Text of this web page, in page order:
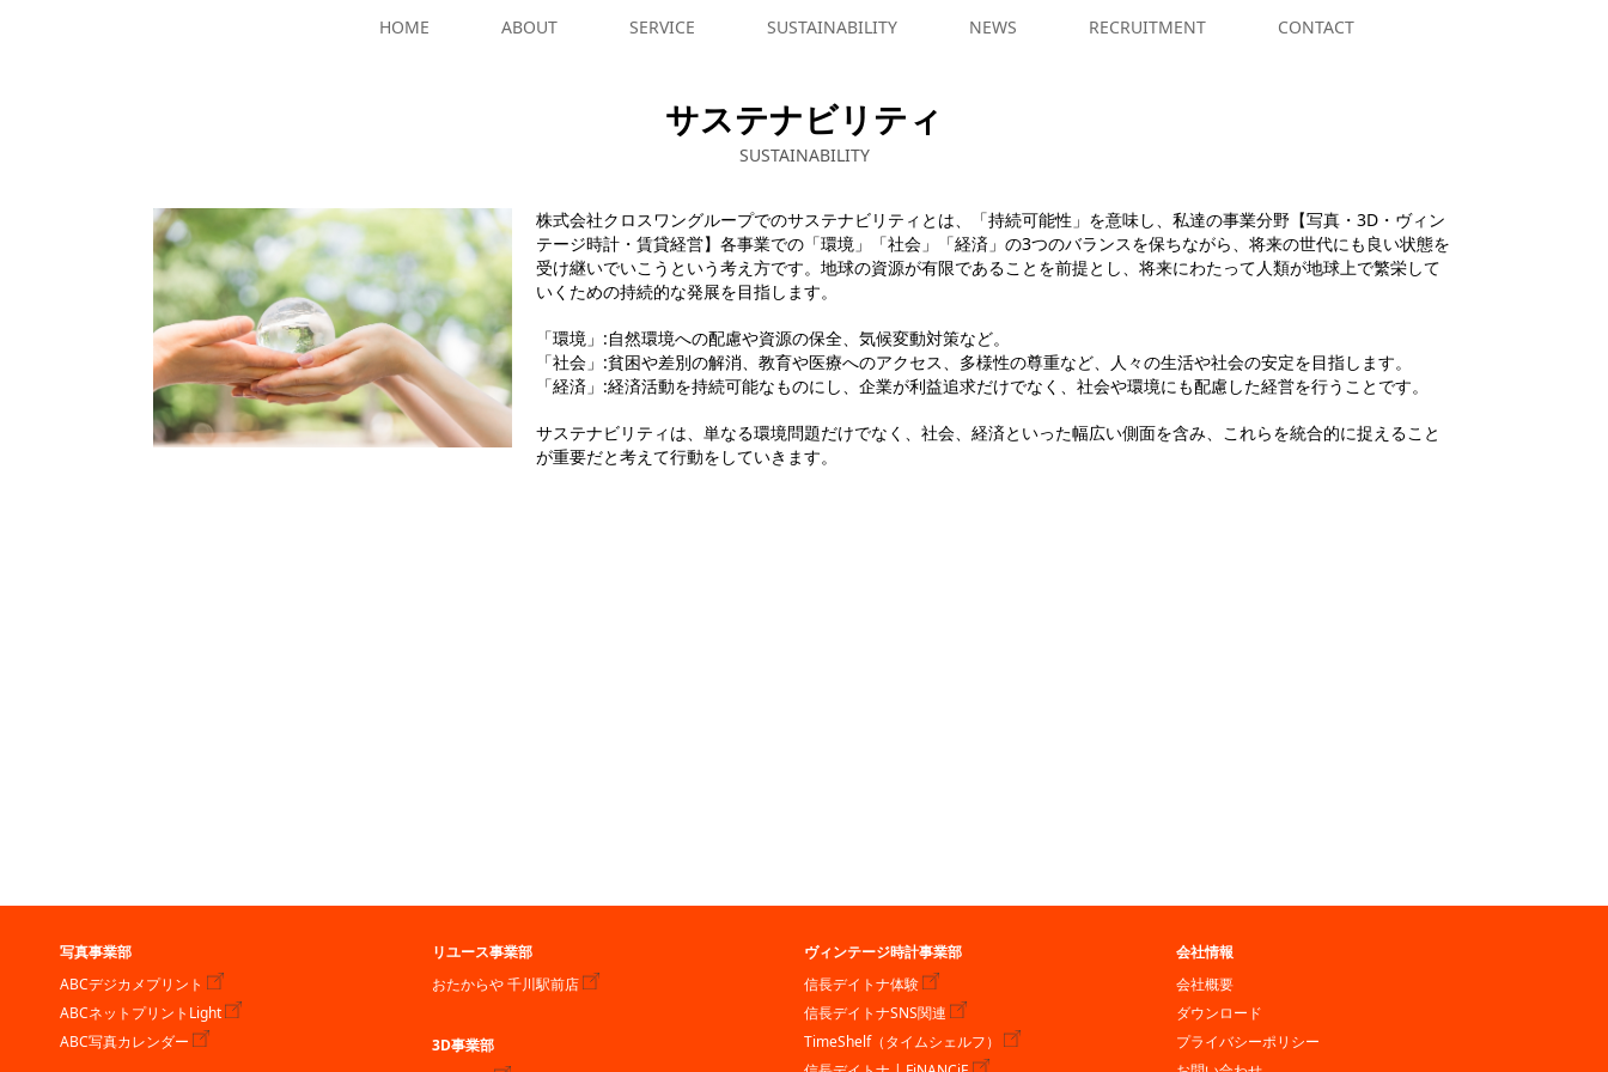
HOME ABOUT SERVICE SUSTAINABILITY NEWS RECRUITMENT CONTACT
サステナビリティ
SUSTAINABILITY
株式会社クロスワングループでのサステナビリティとは、「持続可能性」を意味し、私達の事業分野【写真・3D・ヴィン
テージ時計・賃貸経営】各事業での「環境」「社会」「経済」の3つのバランスを保ちながら、将来の世代にも良い状態を
受け継いでいこうという考え方です。地球の資源が有限であることを前提とし、将来にわたって人類が地球上で繁栄して
いくための持続的な発展を目指します。
「環境」:自然環境への配慮や資源の保全、気候変動対策など。
「社会」:貧困や差別の解消、教育や医療へのアクセス、多様性の尊重など、人々の生活や社会の安定を目指します。
「経済」:経済活動を持続可能なものにし、企業が利益追求だけでなく、社会や環境にも配慮した経営を行うことです。
サステナビリティは、単なる環境問題だけでなく、社会、経済といった幅広い側面を含み、これらを統合的に捉えること
が重要だと考えて行動をしていきます。
写真事業部
ABCデジカメプリント
ABCネットプリントLight
ABC写真カレンダー
リユース事業部
おたからや 千川駅前店
3D事業部
ヴィンテージ時計事業部
信長デイトナ体験
信長デイトナSNS関連
TimeShelf（タイムシェルフ）
会社情報
会社概要
ダウンロード
プライバシーポリシー